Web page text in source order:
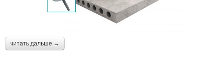
читать дальше →